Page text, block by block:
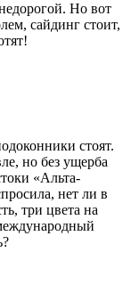
Но вот
сайдинг стоит,
стоят.
но без ущерба
«Альта-
нет ли в
три цвета на